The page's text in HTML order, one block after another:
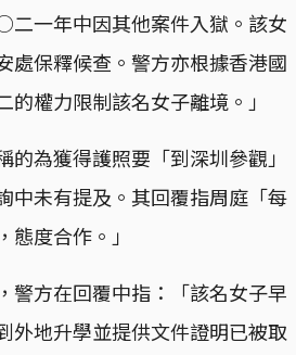
一年中因其他案件入獄。該女
處保釋候查。警方亦根據香港國
的權力限制該名女子離境。」
的為獲得護照要「到深圳參觀」
中未有提及。其回覆指周庭「每
度合作。」
警方在回覆中指：「該名女子早
外地升學並提供文件證明已被取